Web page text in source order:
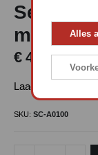
Alles
naar
het
begin
van
de
afbeeldingen-
gallerij
Sena
€ 4,95
Laad en data kabel
SKU SC-A0100